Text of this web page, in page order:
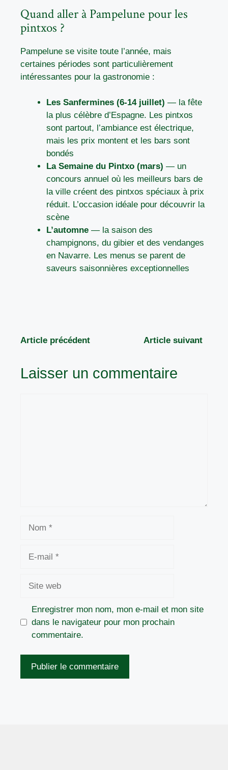
Quand aller à Pampelune pour les
pintxos ?
Pampelune se visite toute l’année, mais
certaines périodes sont particulièrement
intéressantes pour la gastronomie :
Les Sanfermines (6-14 juillet) — la fête
la plus célèbre d’Espagne. Les pintxos
sont partout, l’ambiance est électrique,
mais les prix montent et les bars sont
bondés
La Semaine du Pintxo (mars) — un
concours annuel où les meilleurs bars de
la ville créent des pintxos spéciaux à prix
réduit. L’occasion idéale pour découvrir la
scène
L’automne — la saison des
champignons, du gibier et des vendanges
en Navarre. Les menus se parent de
saveurs saisonnières exceptionnelles
Article précédent Article suivant
Laisser un commentaire
Enregistrer mon nom, mon e-mail et mon site
dans le navigateur pour mon prochain
commentaire.